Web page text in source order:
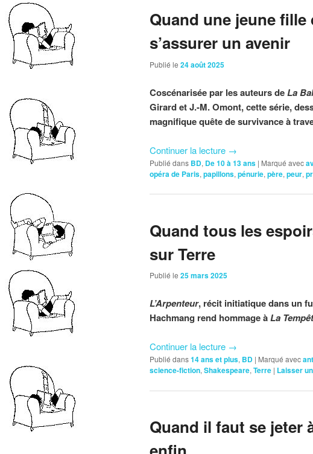
Quand une jeune
s’assurer un avenir
Publié le 24 août 2025
Coscénarisée par les auteurs deLa
Girard et J.-M. Omont, cette série,
magnifique quête de survivance à
Continuer la lecture →
Publié dans BD, De 10 à 13 ans | Marqué avec
opéra de Paris, papillons, pénurie, père, peur,
Quand tous les
sur Terre
Publié le 25 mars 2025
L’Arpenteur, récit initiatique dans un
Hachmang rend hommage àLa
Continuer la lecture →
Publié dans14 ans et plus, BD | Marqué avec
science-fiction, Shakespeare, Terre | Laisser
Quand il faut se jeter